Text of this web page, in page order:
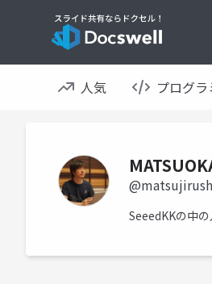
人気 プログ
SeeedKKの中